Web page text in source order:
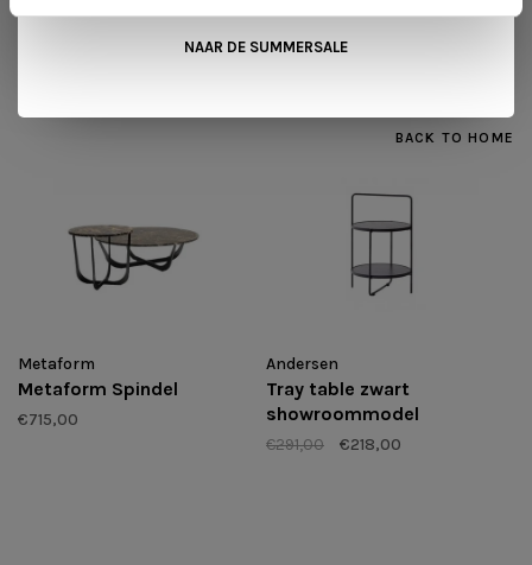
BACK TO HOME
Metaform
Metaform Spindel
€715,00
Andersen
Tray table zwart
showroommodel
€291,00 €218,00
NAAR DE SUMMERSALE